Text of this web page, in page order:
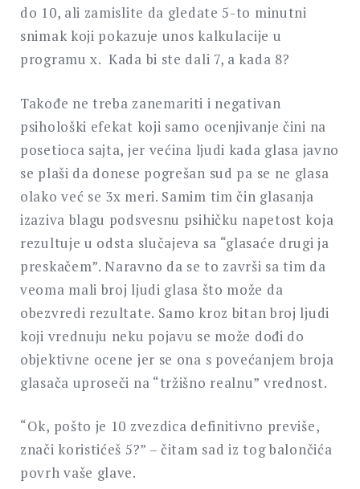
do 10, ali zamislite da gledate 5-to minutni
snimak koji pokazuje unos kalkulacije u
programu x. Kada bi ste dali 7, a kada 8?
Takođe ne treba zanemariti i negativan
psihološki efekat koji samo ocenjivanje čini na
posetioca sajta, jer većina ljudi kada glasa javno
se plaši da donese pogrešan sud pa se ne glasa
olako već se 3x meri. Samim tim čin glasanja
izaziva blagu podsvesnu psihičku napetost koja
rezultuje u odsta slučajeva sa “glasaće drugi ja
preskačem”. Naravno da se to završi sa tim da
veoma mali broj ljudi glasa što može da
obezvredi rezultate. Samo kroz bitan broj ljudi
koji vrednuju neku pojavu se može dođi do
objektivne ocene jer se ona s povećanjem broja
glasača uproseči na “tržišno realnu” vrednost.
“Ok, pošto je 10 zvezdica definitivno previše,
znači koristićeš 5?” – čitam sad iz tog balončića
povrh vaše glave.